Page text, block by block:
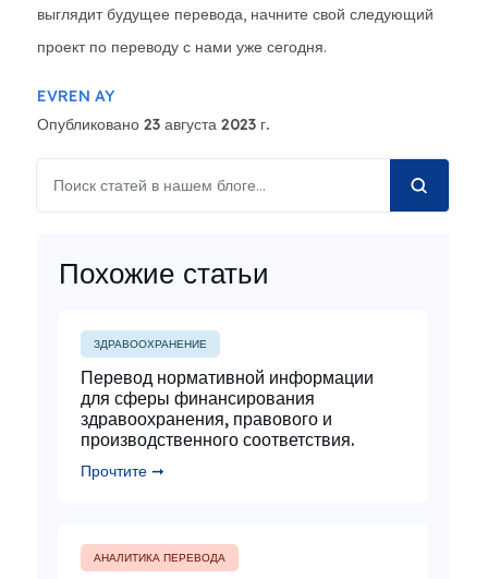
выглядит будущее перевода, начните свой следующий
проект по переводу с нами уже сегодня.
EVREN AY
Опубликовано 23 августа 2023 г.
Похожие статьи
ЗДРАВООХРАНЕНИЕ
Перевод нормативной информации
для сферы финансирования
здравоохранения, правового и
производственного соответствия.
Прочтите ➞
АНАЛИТИКА ПЕРЕВОДА